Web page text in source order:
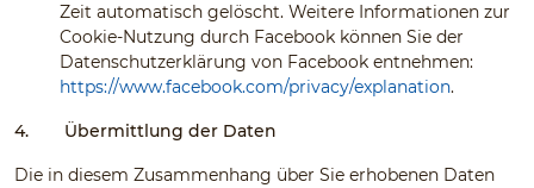
Zeit automatisch gelöscht. Weitere Informationen zur
Cookie-Nutzung durch Facebook können Sie der
Datenschutzerklärung von Facebook entnehmen:
https://www.facebook.com/privacy/explanation.
4. Übermittlung der Daten
Die in diesem Zusammenhang über Sie erhobenen Daten